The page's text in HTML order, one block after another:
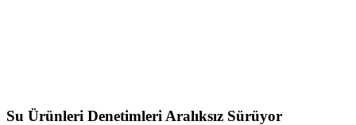
Su Ürünleri Denetimleri Aralıksız Sürüyor